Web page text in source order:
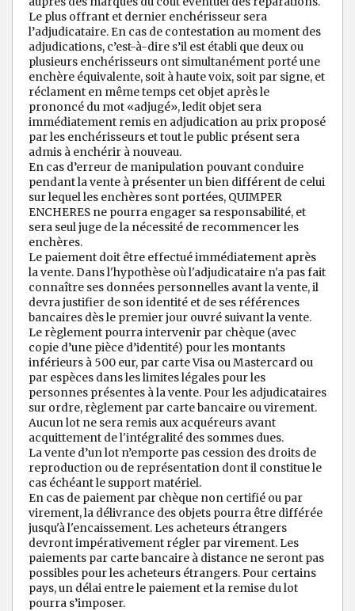
Le plus offrant et dernier enchérisseur sera
l’adjudicataire. En cas de contestation au moment des
adjudications, c’est-à-dire s’il est établi que deux ou
plusieurs enchérisseurs ont simultanément porté une
enchère équivalente, soit à haute voix, soit par signe, et
réclament en même temps cet objet après le
prononcé du mot «adjugé», ledit objet sera
immédiatement remis en adjudication au prix proposé
par les enchérisseurs et tout le public présent sera
admis à enchérir à nouveau.
En cas d’erreur de manipulation pouvant conduire
pendant la vente à présenter un bien différent de celui
sur lequel les enchères sont portées, QUIMPER
ENCHERES ne pourra engager sa responsabilité, et
sera seul juge de la nécessité de recommencer les
enchères.
Le paiement doit être effectué immédiatement après
la vente. Dans l'hypothèse où l'adjudicataire n'a pas fait
connaître ses données personnelles avant la vente, il
devra justifier de son identité et de ses références
bancaires dès le premier jour ouvré suivant la vente.
Le règlement pourra intervenir par chèque (avec
copie d’une pièce d’identité) pour les montants
inférieurs à 500 eur, par carte Visa ou Mastercard ou
par espèces dans les limites légales pour les
personnes présentes à la vente. Pour les adjudicataires
sur ordre, règlement par carte bancaire ou virement.
Aucun lot ne sera remis aux acquéreurs avant
acquittement de l'intégralité des sommes dues.
La vente d’un lot n’emporte pas cession des droits de
reproduction ou de représentation dont il constitue le
cas échéant le support matériel.
En cas de paiement par chèque non certifié ou par
virement, la délivrance des objets pourra être différée
jusqu'à l'encaissement. Les acheteurs étrangers
devront impérativement régler par virement. Les
paiements par carte bancaire à distance ne seront pas
possibles pour les acheteurs étrangers. Pour certains
pays, un délai entre le paiement et la remise du lot
pourra s’imposer.